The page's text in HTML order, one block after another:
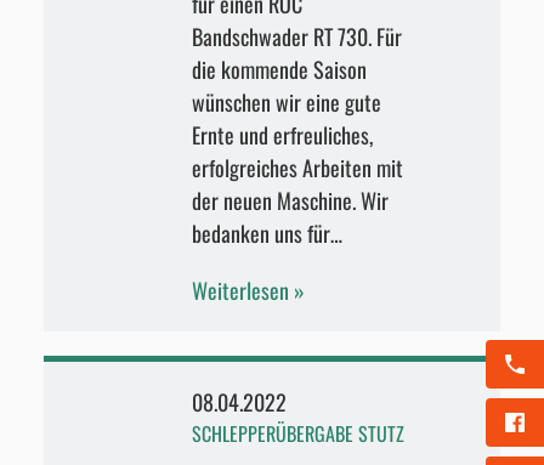
Bandschwader RT 730. Für
die kommende Saison
wünschen wir eine gute
Ernte und erfreuliches,
erfolgreiches Arbeiten mit
der neuen Maschine. Wir
bedanken uns für…
Weiterlesen
08.04.2022
SCHLEPPERÜBERGABE STUTZ